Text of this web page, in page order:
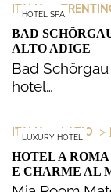
HOTEL SPA
ITALIA >
BAD
ALTO ADIGE
Bad
hotel…
LUXURY HOTEL
ITALIA > LAZIO >
HOTEL A
E CHARME AL